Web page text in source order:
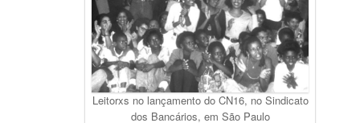
Leitorxs no lançamento do CN16, no Sindicato
dos Bancários, em São Paulo